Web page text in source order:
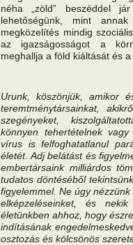
néha „zöld” beszéddel
lehetőségünk, mint
megközelítés mindig
az igazságosságot a
meghallja a föld kiáltását és
Urunk, köszönjük, amikor
teremtménytársainkat,
szegényeket,
könnyen tehertételnek
vírus is felfoghatatlanul
életét. Adj belátást és
embertársaink milliárdos
tudatos döntéséből
figyelemmel. Ne úgy
elképzeléseinket, és
életünkben ahhoz, hogy
indításának
osztozás és kölcsönös